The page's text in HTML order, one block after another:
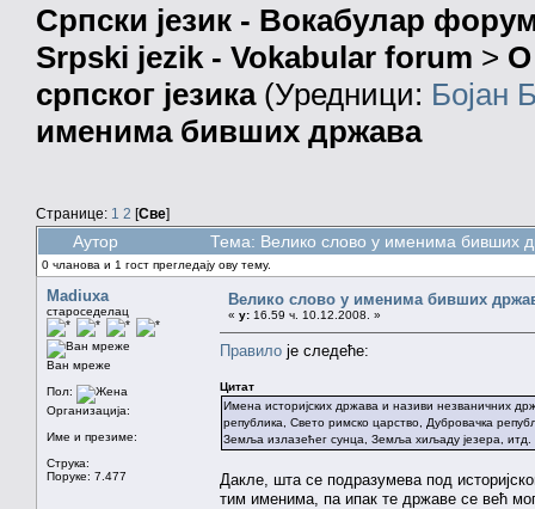
Српски језик - Вокабулар
Srpski jezik - Vokabular forum > О
српског језика(Уредници: Бојан
именима бивших држава
Странице: 1 2 [Све]
Аутор Тема: Велико слово у именима бивших
0 чланова и 1 гост прегледају ову тему.
Madiuxa
староседелац
Ван мреже
Пол:
Организација:
Име и презиме:
Струка:
Поруке: 7.477
Велико слово у именима бивших
« у: 16.59 ч. 10.12.2008. »
Правило је следеће:
Цитат
Имена историјских држава и називи незваничних
република, Свето римско царство, Дубровачка
Земља излазећег сунца, Земља хиљаду језера, итд.
Дакле, шта се подразумева под
тим именима, па ипак те државе се већ